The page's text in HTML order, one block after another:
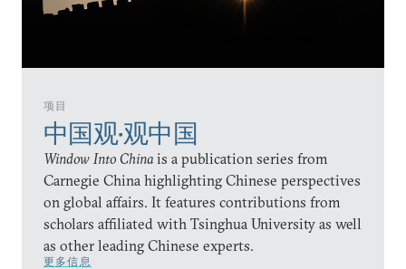
项目
中国观•观中国
Window Into Chinais a publication series from
Carnegie China highlighting Chinese perspectives
on global affairs. It features contributions from
scholars affiliated with Tsinghua University as well
as other leading Chinese experts.
更多信息